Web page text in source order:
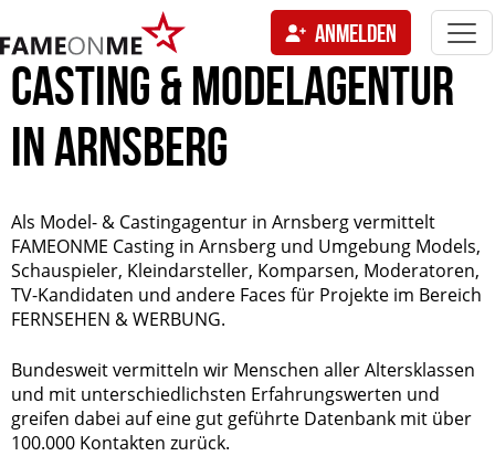
ANMELDEN
CASTING & MODELAGENTUR
IN ARNSBERG
Als Model- & Castingagentur in Arnsberg vermittelt
FAMEONME Casting in Arnsberg und Umgebung Models,
Schauspieler, Kleindarsteller, Komparsen, Moderatoren,
TV-Kandidaten und andere Faces für Projekte im Bereich
FERNSEHEN & WERBUNG.
Bundesweit vermitteln wir Menschen aller Altersklassen
und mit unterschiedlichsten Erfahrungswerten und
greifen dabei auf eine gut geführte Datenbank mit über
100.000 Kontakten zurück.